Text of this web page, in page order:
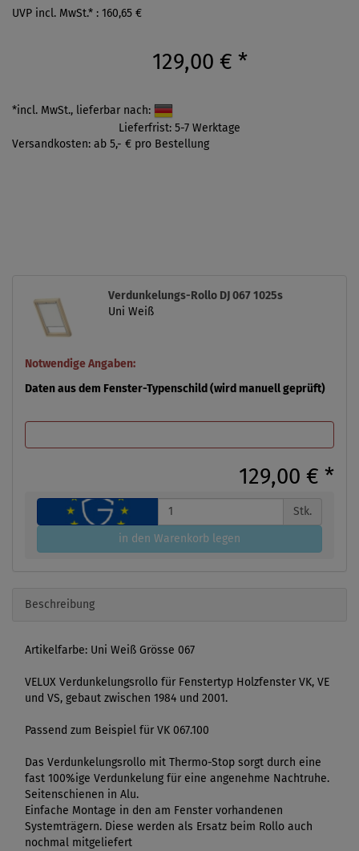
UVP incl. MwSt.* : 160,65 €
129,00 € *
*incl. MwSt., lieferbar nach:
Lieferfrist: 5-7 Werktage
Versandkosten: ab 5,- € pro Bestellung
Verdunkelungs-Rollo DJ 067 1025s
Uni Weiß
Notwendige Angaben:
Daten aus dem Fenster-Typenschild (wird manuell geprüft)
129,00 € *
Stk.
in den Warenkorb legen
Beschreibung
Artikelfarbe: Uni Weiß Grösse 067
VELUX Verdunkelungsrollo für Fenstertyp Holzfenster VK, VE
und VS, gebaut zwischen 1984 und 2001.
Passend zum Beispiel für VK 067.100
Das Verdunkelungsrollo mit Thermo-Stop sorgt durch eine
fast 100%ige Verdunkelung für eine angenehme Nachtruhe.
Seitenschienen in Alu.
Einfache Montage in den am Fenster vorhandenen
Systemträgern. Diese werden als Ersatz beim Rollo auch
nochmal mitgeliefert